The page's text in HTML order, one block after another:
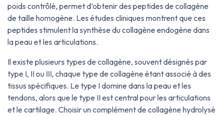
poids contrôlé, permet d’obtenir des peptides de collagène
de taille homogène. Les études cliniques montrent que ces
peptides stimulent la synthèse du collagène endogène dans
la peau et les articulations.
Il existe plusieurs types de collagène, souvent désignés par
type I, II ou III, chaque type de collagène étant associé à des
tissus spécifiques. Le type I domine dans la peau et les
tendons, alors que le type II est central pour les articulations
et le cartilage. Choisir un complément de collagène hydrolysé